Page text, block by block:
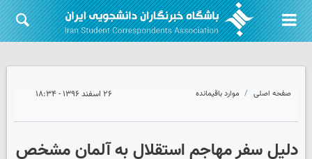
صفحه اصلی موارد باقیمانده ۲۶ اسفند ۱۳۹۶ - ۱۸:۳۴
دلیل سفر مهاجم استقلال به آلمان مشخص